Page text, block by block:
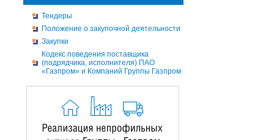
Тендеры
Положение о закупочной деятельности
Закупки
Кодекс поведения поставщика
(подрядчика, исполнителя) ПАО
«Газпром» и Компаний Группы Газпром